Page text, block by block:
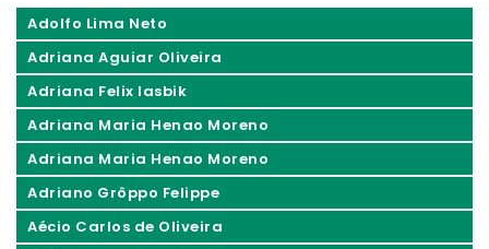
Adolfo Lima Neto
Adriana Aguiar Oliveira
Adriana Felix Iasbik
Adriana Maria Henao Moreno
Adriana Maria Henao Moreno
Adriano Grôppo Felippe
Aécio Carlos de Oliveira